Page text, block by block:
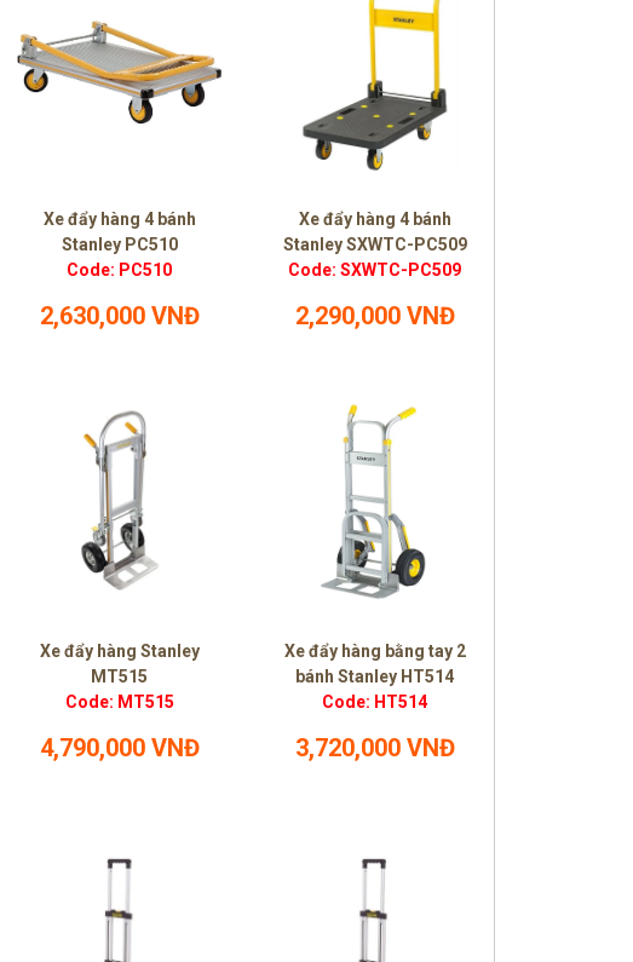
Xe đẩy hàng 4 bánh
Stanley PC510
Code: PC510
2,630,000 VNĐ
Xe đẩy hàng 4 bánh
Stanley SXWTC-PC509
Code: SXWTC-PC509
2,290,000 VNĐ
Xe đẩy hàng Stanley
MT515
Code: MT515
4,790,000 VNĐ
Xe đẩy hàng bằng tay 2
bánh Stanley HT514
Code: HT514
3,720,000 VNĐ